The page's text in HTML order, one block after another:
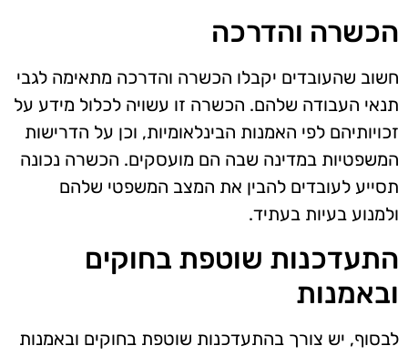
הכשרה והדרכה
חשוב שהעובדים יקבלו הכשרה והדרכה מתאימה לגבי
תנאי העבודה שלהם. הכשרה זו עשויה לכלול מידע על
זכויותיהם לפי האמנות הבינלאומיות, וכן על הדרישות
המשפטיות במדינה שבה הם מועסקים. הכשרה נכונה
תסייע לעובדים להבין את המצב המשפטי שלהם
ולמנוע בעיות בעתיד.
התעדכנות שוטפת בחוקים
ובאמנות
לבסוף, יש צורך בהתעדכנות שוטפת בחוקים ובאמנות